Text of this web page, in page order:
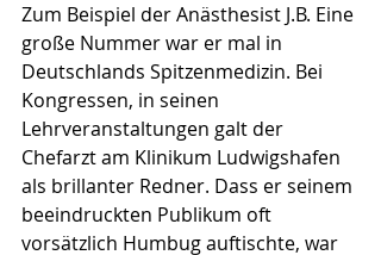
Zum Beispiel der Anästhesist J.B. Eine
große Nummer war er mal in
Deutschlands Spitzenmedizin. Bei
Kongressen, in seinen
Lehrveranstaltungen galt der
Chefarzt am Klinikum Ludwigshafen
als brillanter Redner. Dass er seinem
beeindruckten Publikum oft
vorsätzlich Humbug auftischte, war